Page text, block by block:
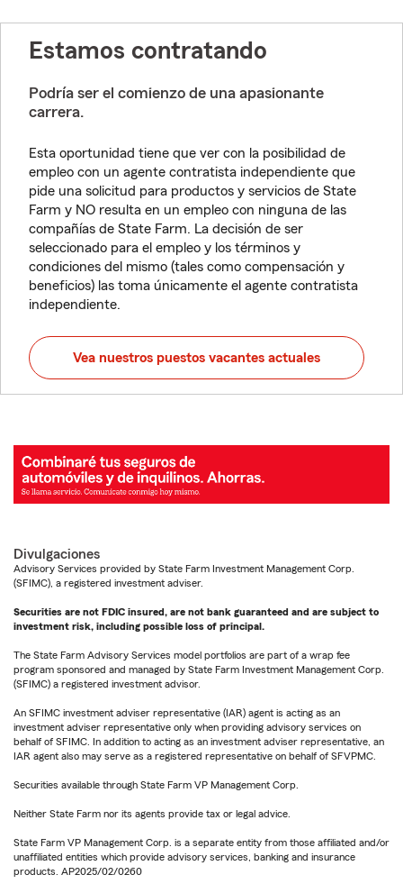
Estamos contratando
Podría ser el comienzo de una apasionante
carrera.
Esta oportunidad tiene que ver con la posibilidad de
empleo con un agente contratista independiente que
pide una solicitud para productos y servicios de State
Farm y NO resulta en un empleo con ninguna de las
compañías de State Farm. La decisión de ser
seleccionado para el empleo y los términos y
condiciones del mismo (tales como compensación y
beneficios) las toma únicamente el agente contratista
independiente.
Vea nuestros puestos vacantes actuales
Divulgaciones
Advisory Services provided by State Farm Investment Management Corp.
(SFIMC), a registered investment adviser.
Securities are not FDIC insured, are not bank guaranteed and are subject to
investment risk, including possible loss of principal.
The State Farm Advisory Services model portfolios are part of a wrap fee
program sponsored and managed by State Farm Investment Management Corp.
(SFIMC) a registered investment advisor.
An SFIMC investment adviser representative (IAR) agent is acting as an
investment adviser representative only when providing advisory services on
behalf of SFIMC. In addition to acting as an investment adviser representative, an
IAR agent also may serve as a registered representative on behalf of SFVPMC.
Securities available through State Farm VP Management Corp.
Neither State Farm nor its agents provide tax or legal advice.
State Farm VP Management Corp. is a separate entity from those affiliated and/or
unaffiliated entities which provide advisory services, banking and insurance
products. AP2025/02/0260